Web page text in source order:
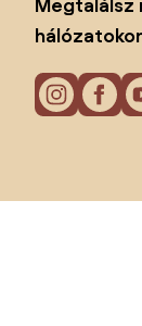
Megtalálsz